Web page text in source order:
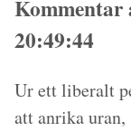
Kommentar
20:49:44
Ur ett liberalt
att anrika uran,